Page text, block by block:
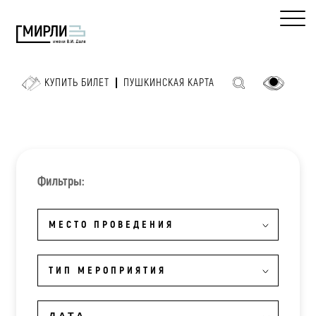
КУПИТЬ БИЛЕТ ПУШКИНСКАЯ КАРТА
Фильтры:
МЕСТО ПРОВЕДЕНИЯ
ТИП МЕРОПРИЯТИЯ